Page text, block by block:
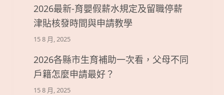
2026最新-育嬰假薪水規定及留職停薪
津貼核發時間與申請教學
15 8 月, 2025
2026各縣市生育補助一次看，父母不同
戶籍怎麼申請最好？
15 8 月, 2025